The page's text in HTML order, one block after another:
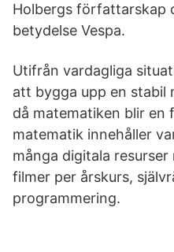
Holbergs författarskap
betydelse Vespa.
Utifrån vardagliga
att bygga upp en stabil
då matematiken blir en
matematik innehåller
många digitala
filmer per årskurs,
programmering.